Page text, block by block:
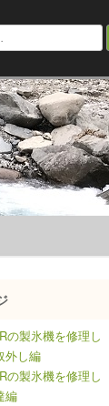
の製氷機を修理し
外し編
の製氷機を修理し
編